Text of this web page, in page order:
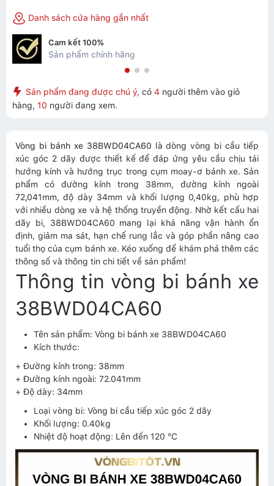
Danh sách cửa hàng gần nhất
Cam kết 100%
Sản phẩm chính hãng
Sản phẩm đang được chú ý, có 4 người thêm vào giỏ
hàng, 10 người đang xem.
Vòng bi bánh xe 38BWD04CA60 là dòng vòng bi cầu tiếp
xúc góc 2 dãy được thiết kế để đáp ứng yêu cầu chịu tải
hướng kính và hướng trục trong cụm moay-ơ bánh xe. Sản
phẩm có đường kính trong 38mm, đường kính ngoài
72,041mm, độ dày 34mm và khối lượng 0,40kg, phù hợp
với nhiều dòng xe và hệ thống truyền động. Nhờ kết cấu hai
dãy bi, 38BWD04CA60 mang lại khả năng vận hành ổn
định, giảm ma sát, hạn chế rung lắc và góp phần nâng cao
tuổi thọ của cụm bánh xe. Kéo xuống để khám phá thêm các
thông số và thông tin chi tiết về sản phẩm!
Thông tin vòng bi bánh xe
38BWD04CA60
Tên sản phẩm: Vòng bi bánh xe 38BWD04CA60
Kích thước:
+ Đường kính trong: 38mm
+ Đường kính ngoài: 72.041mm
+ Độ dày: 34mm
Loại vòng bi: Vòng bi cầu tiếp xúc góc 2 dãy
Khối lượng: 0.40kg
Nhiệt độ hoạt động: Lên đến 120 °C